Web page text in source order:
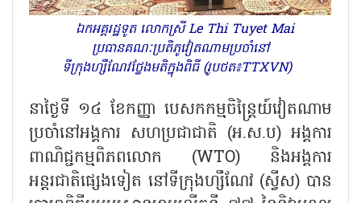
ឯកអគ្គរដ្ឋទូត លោកស្រី Le Thi Tuyet Mai
ប្រធានគណៈប្រតិភូវៀតណាមប្រចាំនៅ
ទីក្រុងហ្សឺណែវថ្លែងមតិក្នុងពិធី (រូបថត៖TTXVN)
នាថ្ងៃទី ១៤ ខែកញ្ញា បេសកកម្មចិន្ត្រៃយ៍វៀតណាម
ប្រចាំនៅអង្គការ សហប្រជាជាតិ (អ.ស.ប) អង្គការ
ពាណិជ្ជកម្មពិភពលោក (WTO) និងអង្គការ
អន្តរជាតិផ្សេងទៀត នៅទីក្រុងហ្សឺណែវ (ស្វីស) បាន